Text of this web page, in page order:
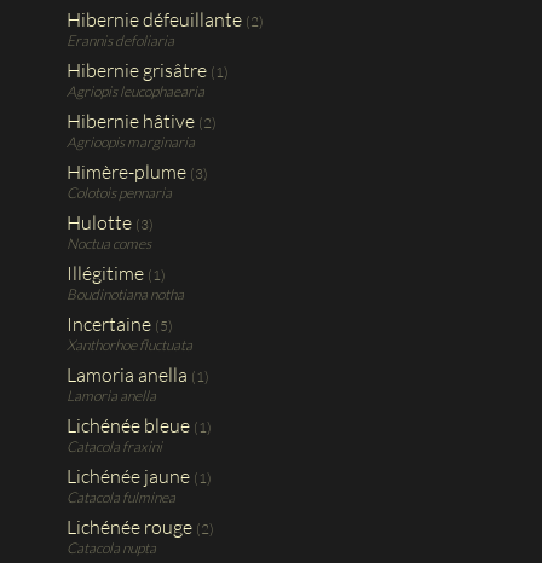
Hibernie défeuillante (2)
Erannis defoliaria
Hibernie grisâtre (1)
Agriopis leucophaearia
Hibernie hâtive (2)
Agrioopis marginaria
Himère-plume (3)
Colotois pennaria
Hulotte (3)
Noctua comes
Illégitime (1)
Boudinotiana notha
Incertaine (5)
Xanthorhoe fluctuata
Lamoria anella (1)
Lamoria anella
Lichénée bleue (1)
Catacola fraxini
Lichénée jaune (1)
Catacola fulminea
Lichénée rouge (2)
Catacola nupta